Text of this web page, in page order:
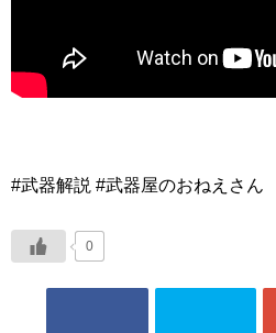
#武器解説 #武器屋のおねえさん
0